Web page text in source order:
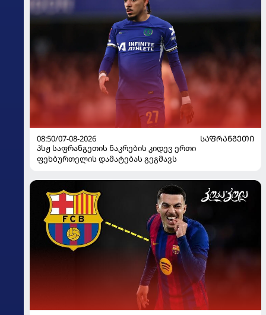
08:50/07-08-2026
ᲡᲐᲤᲠᲐᲜᲒᲔᲗᲘ
პსჟ საფრანგეთის ნაკრების კიდევ ერთი
ფეხბურთელის დამატებას გეგმავს